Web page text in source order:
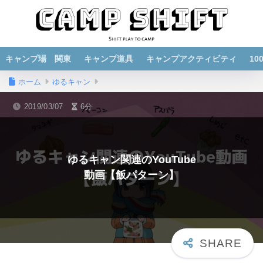
キャンプ場 関東 キャンプ道具 キャンプアクティビティ
ホーム ゆるキャン
ゆるキャン関連のYouTube
動画【飯パターン】
2019/03/07 6分